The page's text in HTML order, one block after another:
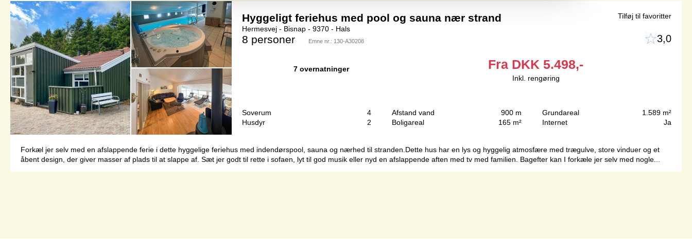
Hyggeligt feriehus med pool og sauna nær strand
Hermesvej - Bisnap - 9370 - Hals
8 personer Emne nr.: 130-A30208 3,0
7 overnatninger Fra DKK 5.498,-
Inkl. rengøring
Soverum
4
Husdyr
2
Afstand vand
900 m
Boligareal
165 m²
Grundareal
1.589 m²
Internet
Ja
Forkæl jer selv med en afslappende ferie i dette hyggelige feriehus med indendørspool, sauna og nærhed til stranden.Dette hus har en lys og hyggelig atmosfære med trægulve, store vinduer og et
åbent design, der giver masser af plads til at slappe af. Sæt jer godt til rette i sofaen, lyt til god musik eller nyd en afslappende aften med tv med familien. Bagefter kan I forkæle jer selv med nogle...
Tilføj til favoritter